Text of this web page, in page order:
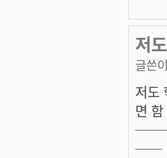
저
글쓴
저도
면
──